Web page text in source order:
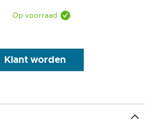
Op voorraad
Klant worden